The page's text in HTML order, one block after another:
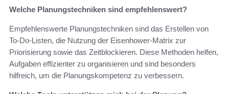
Welche Planungstechniken sind empfehlenswert?
Empfehlenswerte Planungstechniken sind das Erstellen von
To-Do-Listen, die Nutzung der Eisenhower-Matrix zur
Priorisierung sowie das Zeitblockieren. Diese Methoden helfen,
Aufgaben effizienter zu organisieren und sind besonders
hilfreich, um die Planungskompetenz zu verbessern.